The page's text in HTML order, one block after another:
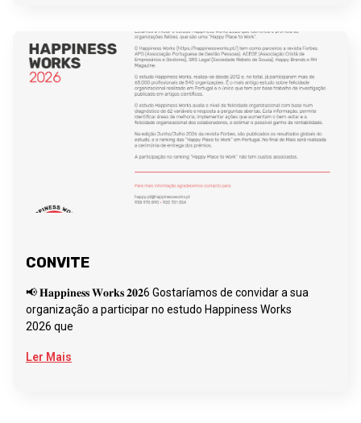
CONVITE
📢 𝐇𝐚𝐩𝐩𝐢𝐧𝐞𝐬𝐬 𝐖𝐨𝐫𝐤𝐬 𝟐𝟎𝟐6 Gostaríamos de convidar a sua
organização a participar no estudo Happiness Works
2026 que
Ler Mais